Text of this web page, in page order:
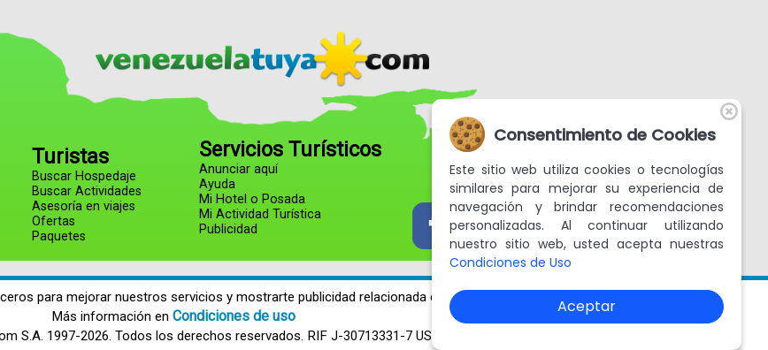
Misceláneos
Turistas
Buscar Hospedaje
Buscar Actividades
Asesoría en viajes
Ofertas
Paquetes
Servicios Turísticos
Anunciar aquí
Ayuda
Mi Hotel o Posada
Mi Actividad Turística
Publicidad
para mejorar nuestros servicios y mostrarte publicidad relacionada con tus preferencias.
Más información en Condiciones de uso
S.A. 1997-2026. Todos los derechos reservados. RIF J-30713331-7 US 663
Consentimiento de Cookies
Este sitio web utiliza cookies o tecnologías
similares para mejorar su experiencia de
navegación y brindar recomendaciones
personalizadas. Al continuar utilizando
nuestro sitio web, usted acepta nuestras
Condiciones de Uso
Aceptar